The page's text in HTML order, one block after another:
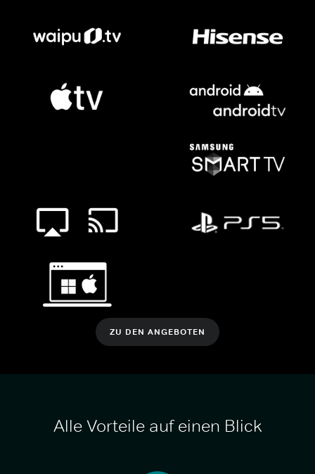
ZU DEN ANGEBOTEN
Alle Vorteile auf einen Blick